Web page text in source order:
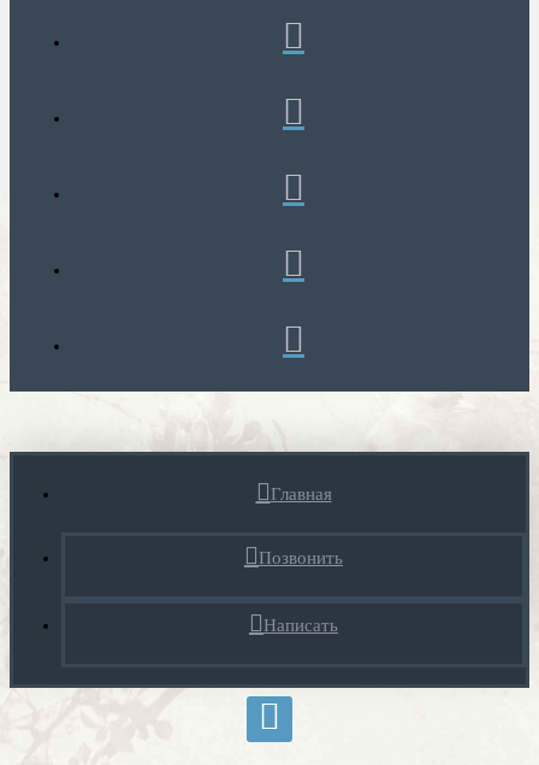
Главная
Позвонить
Написать